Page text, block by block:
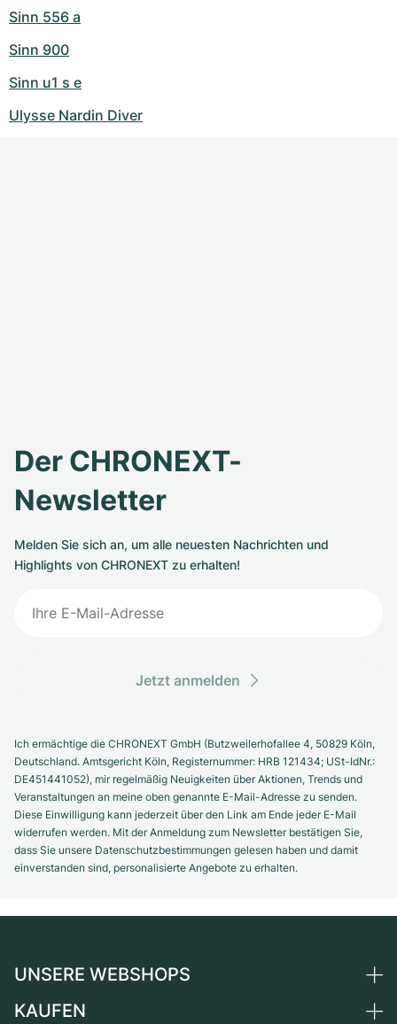
Sinn 556 a
Sinn 900
Sinn u1 s e
Ulysse Nardin Diver
Der CHRONEXT-
Newsletter
Melden Sie sich an, um alle neuesten Nachrichten und
Highlights von CHRONEXT zu erhalten!
Jetzt anmelden
Ich ermächtige die CHRONEXT GmbH (Butzweilerhofallee 4, 50829 Köln,
Deutschland. Amtsgericht Köln, Registernummer: HRB 121434; USt-IdNr.:
DE451441052), mir regelmäßig Neuigkeiten über Aktionen, Trends und
Veranstaltungen an meine oben genannte E-Mail-Adresse zu senden.
Diese Einwilligung kann jederzeit über den Link am Ende jeder E-Mail
widerrufen werden. Mit der Anmeldung zum Newsletter bestätigen Sie,
dass Sie unsere Datenschutzbestimmungen gelesen haben und damit
einverstanden sind, personalisierte Angebote zu erhalten.
UNSERE WEBSHOPS
Deutschland
KAUFEN